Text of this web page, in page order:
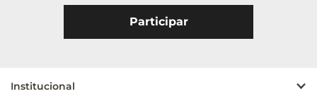
Institucional